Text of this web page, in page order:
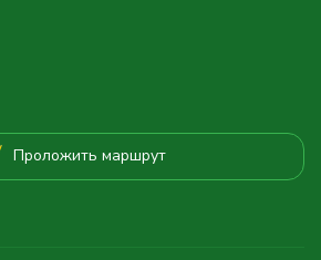
Проложить маршрут